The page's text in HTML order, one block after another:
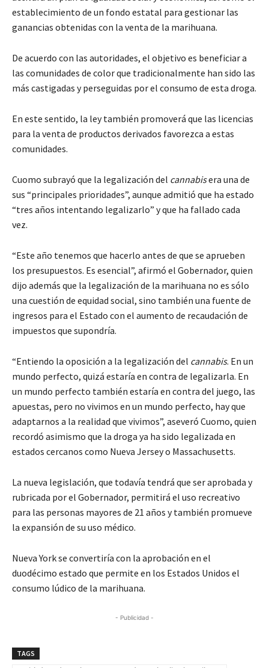
establecimiento de un fondo estatal para gestionar las
ganancias obtenidas con la venta de la marihuana.
De acuerdo con las autoridades, el objetivo es beneficiar a
las comunidades de color que tradicionalmente han sido las
más castigadas y perseguidas por el consumo de esta droga.
En este sentido, la ley también promoverá que las licencias
para la venta de productos derivados favorezca a estas
comunidades.
Cuomo subrayó que la legalización del cannabisera una de
sus “principales prioridades”, aunque admitió que ha estado
“tres años intentando legalizarlo” y que ha fallado cada
vez.
“Este año tenemos que hacerlo antes de que se aprueben
los presupuestos. Es esencial”, afirmó el Gobernador, quien
dijo además que la legalización de la marihuana no es sólo
una cuestión de equidad social, sino también una fuente de
ingresos para el Estado con el aumento de recaudación de
impuestos que supondría.
“Entiendo la oposición a la legalización del cannabis. En un
mundo perfecto, quizá estaría en contra de legalizarla. En
un mundo perfecto también estaría en contra del juego, las
apuestas, pero no vivimos en un mundo perfecto, hay que
adaptarnos a la realidad que vivimos”, aseveró Cuomo, quien
recordó asimismo que la droga ya ha sido legalizada en
estados cercanos como Nueva Jersey o Massachusetts.
La nueva legislación, que todavía tendrá que ser aprobada y
rubricada por el Gobernador, permitirá el uso recreativo
para las personas mayores de 21 años y también promueve
la expansión de su uso médico.
Nueva York se convertiría con la aprobación en el
duodécimo estado que permite en los Estados Unidos el
consumo lúdico de la marihuana.
- Publicidad -
TAGS